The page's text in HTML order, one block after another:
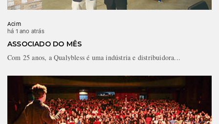
Acim
há 1 ano atrás
ASSOCIADO DO MÊS
Com 25 anos, a Qualybless é uma indústria e distribuidora...